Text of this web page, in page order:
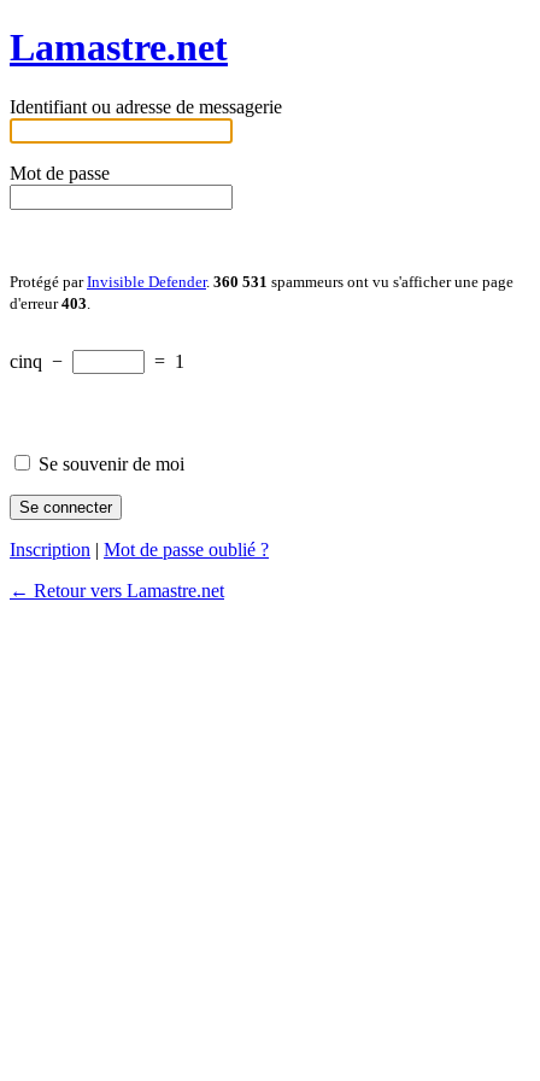
Lamastre.net
Identifiant ou adresse de messagerie
Mot de passe
Protégé parInvisible Defender. 360 531 spammeurs ont vu s'afficher une page
d'erreur403
cinq − = 1
Se souvenir de moi
Inscription | Mot de passe oublié ?
← Retour vers Lamastre.net